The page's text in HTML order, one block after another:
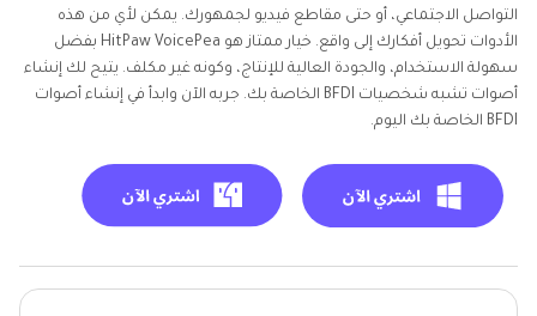
التواصل الاجتماعي، أو حتى مقاطع فيديو لجمهورك. يمكن لأي من هذه
الأدوات تحويل أفكارك إلى واقع. خيار ممتاز هو HitPaw VoicePea بفضل
سهولة الاستخدام، والجودة العالية للإنتاج، وكونه غير مكلف. يتيح لك إنشاء
أصوات تشبه شخصيات BFDI الخاصة بك. جربه الآن وابدأ في إنشاء أصوات
BFDI الخاصة بك اليوم.